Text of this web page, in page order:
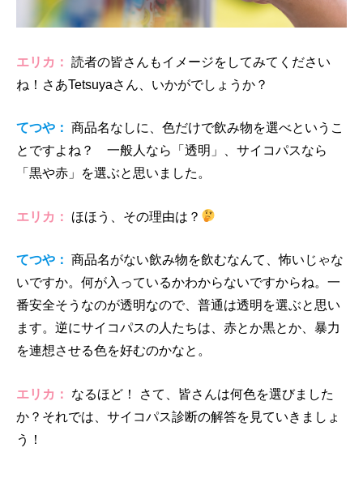
エリカ： 読者の皆さんもイメージをしてみてください
ね！さあTetsuyaさん、いかがでしょうか？
てつや： 商品名なしに、色だけで飲み物を選べというこ
とですよね？ 一般人なら「透明」、サイコパスなら
「黒や赤」を選ぶと思いました。
エリカ： ほほう、その理由は？
てつや： 商品名がない飲み物を飲むなんて、怖いじゃな
いですか。何が入っているかわからないですからね。一
番安全そうなのが透明なので、普通は透明を選ぶと思い
ます。逆にサイコパスの人たちは、赤とか黒とか、暴力
を連想させる色を好むのかなと。
エリカ：
なるほど！ さて、皆さんは何色を選びました
か？それでは、サイコパス診断の解答を見ていきましょ
う！